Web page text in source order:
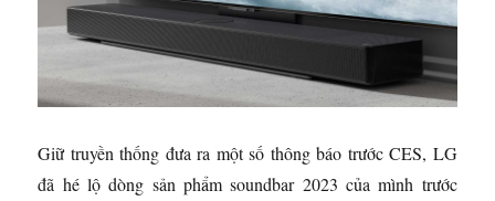
Giữ truyền thống đưa ra một số thông báo trước CES, LG
đã hé lộ dòng sản phẩm soundbar 2023 của mình trước